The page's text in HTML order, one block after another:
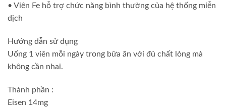
• Viên Fe hỗ trợ chức năng bình thường của hệ thống miễn
dịch
Hướng dẫn sử dụng
Uống 1 viên mỗi ngày trong bữa ăn với đủ chất lỏng mà
không cần nhai.
Thành phần :
Eisen 14mg